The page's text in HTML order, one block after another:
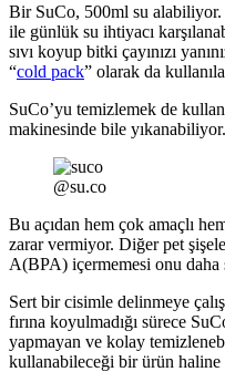
Bir SuCo, 500ml su
ile günlük su ihtiyacı
sıvı koyup bitki çayınızı
“cold pack” olarak da
SuCo’yu temizlemek de
makinesinde bile yıkanabiliyor.
@su.co
Bu açıdan hem çok amaçlı
zarar vermiyor. Diğer pet
A(BPA) içermemesi onu daha
Sert bir cisimle delinmeye
fırına koyulmadığı sürece
yapmayan ve kolay
kullanabileceği bir ürün haline